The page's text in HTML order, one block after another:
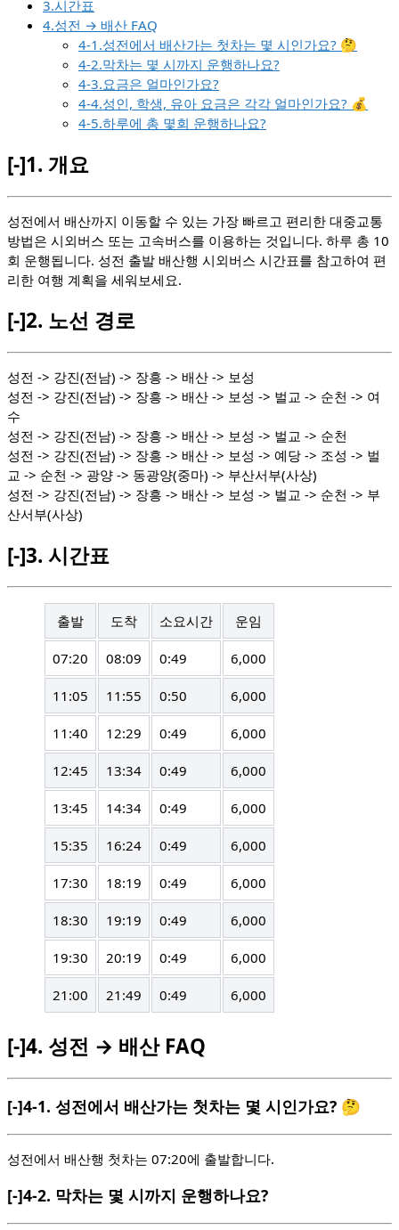
3.시간표
4.성전 → 배산 FAQ
4-1.성전에서 배산가는 첫차는 몇 시인가요? 🤔
4-2.막차는 몇 시까지 운행하나요?
4-3.요금은 얼마인가요?
4-4.성인, 학생, 유아 요금은 각각 얼마인가요? 💰
4-5.하루에 총 몇회 운행하나요?
[-]1. 개요
성전에서 배산까지 이동할 수 있는 가장 빠르고 편리한 대중교통
방법은 시외버스 또는 고속버스를 이용하는 것입니다. 하루 총 10
회 운행됩니다. 성전 출발 배산행 시외버스 시간표를 참고하여 편
리한 여행 계획을 세워보세요.
[-]2. 노선 경로
성전 -> 강진(전남) -> 장흥 -> 배산 -> 보성
성전 -> 강진(전남) -> 장흥 -> 배산 -> 보성 -> 벌교 -> 순천 -> 여
수
성전 -> 강진(전남) -> 장흥 -> 배산 -> 보성 -> 벌교 -> 순천
성전 -> 강진(전남) -> 장흥 -> 배산 -> 보성 -> 예당 -> 조성 -> 벌
교 -> 순천 -> 광양 -> 동광양(중마) -> 부산서부(사상)
성전 -> 강진(전남) -> 장흥 -> 배산 -> 보성 -> 벌교 -> 순천 -> 부
산서부(사상)
[-]3. 시간표
출발 도착 소요시간 운임
07:20 08:09 0:49 6,000
11:05 11:55 0:50 6,000
11:40 12:29 0:49 6,000
12:45 13:34 0:49 6,000
13:45 14:34 0:49 6,000
15:35 16:24 0:49 6,000
17:30 18:19 0:49 6,000
18:30 19:19 0:49 6,000
19:30 20:19 0:49 6,000
21:00 21:49 0:49 6,000
[-]4. 성전 → 배산 FAQ
[-]4-1. 성전에서 배산가는 첫차는 몇 시인가요? 🤔
성전에서 배산행 첫차는 07:20에 출발합니다.
[-]4-2. 막차는 몇 시까지 운행하나요?